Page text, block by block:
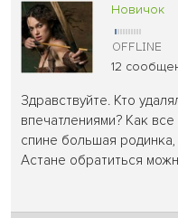
Новичок
12
Здравствуйте. Кто
впечатлениями? Как
спине большая родинка,
Астане обратиться